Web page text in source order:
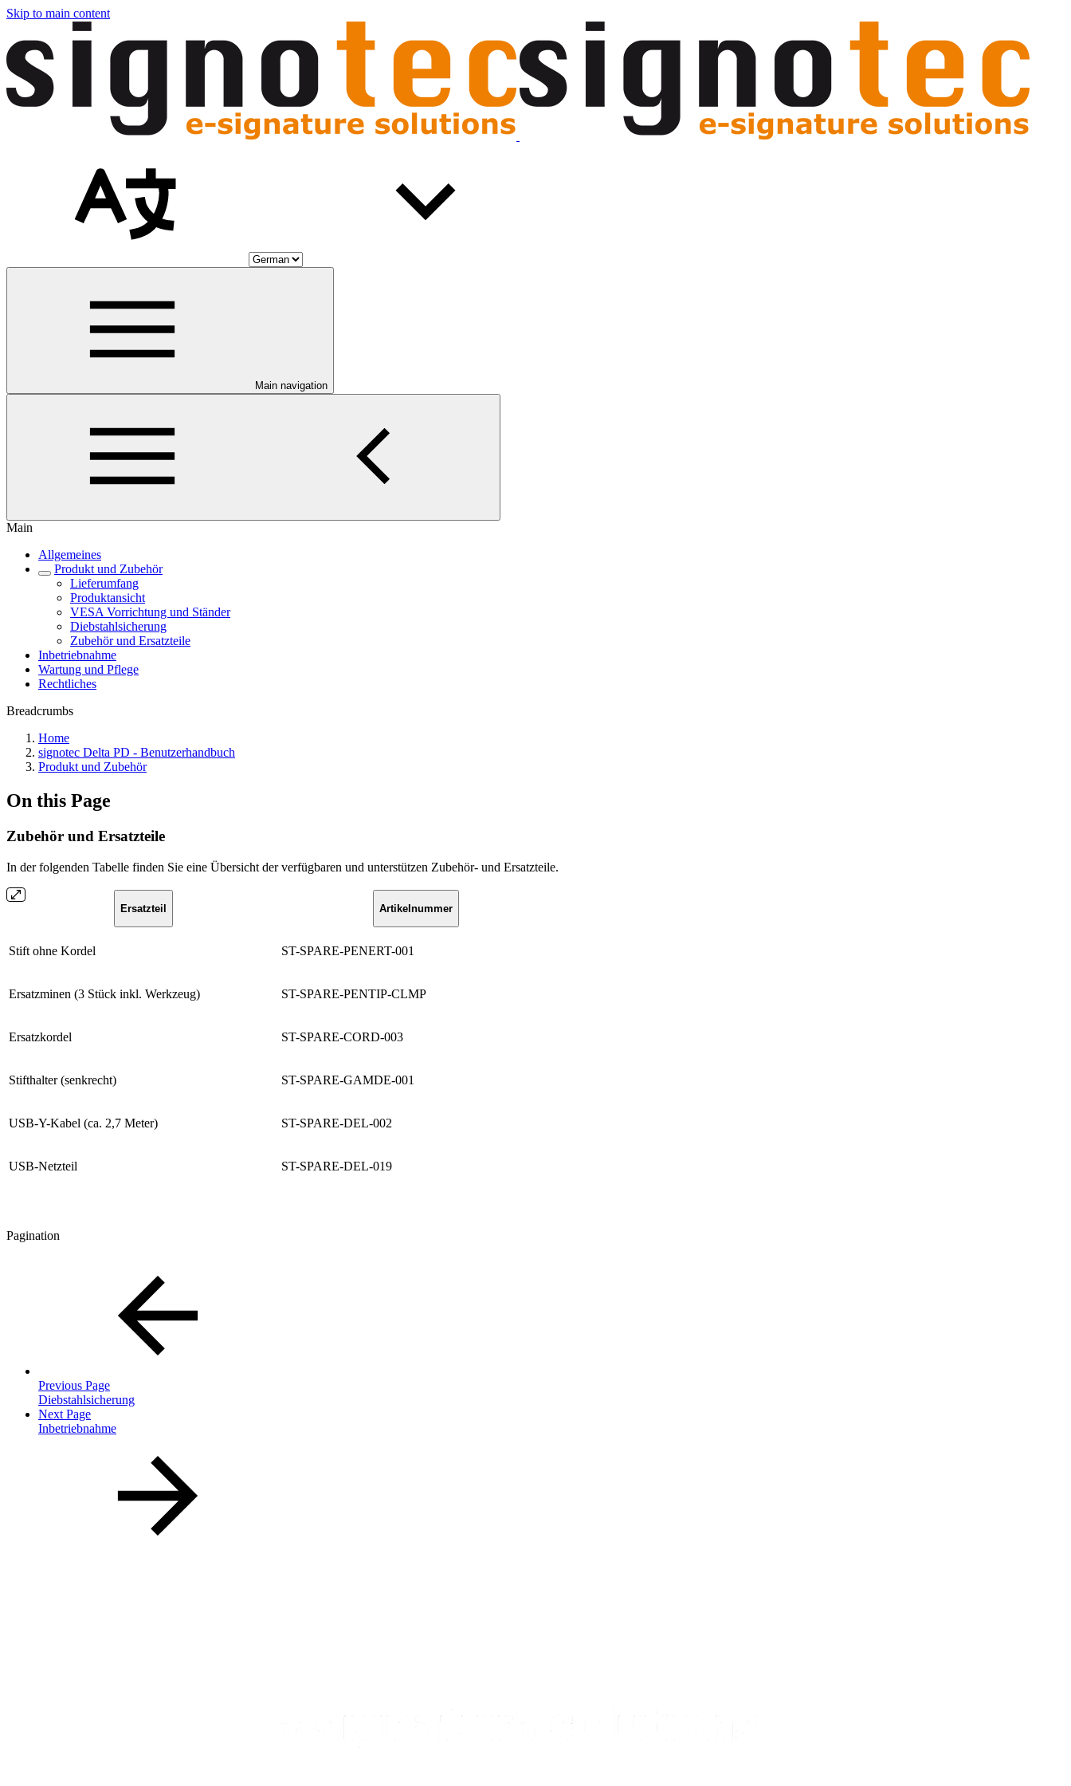
Skip to main content
Main navigation
Main
Allgemeines
Produkt und Zubehör
Lieferumfang
Produktansicht
VESA Vorrichtung und Ständer
Diebstahlsicherung
Zubehör und Ersatzteile
Inbetriebnahme
Wartung und Pflege
Rechtliches
Breadcrumbs
Home
signotec Delta PD - Benutzerhandbuch
Produkt und Zubehör
On this Page
Zubehör und Ersatzteile
In der folgenden Tabelle finden Sie eine Übersicht der verfügbaren und unterstützen Zubehör- und Ersatzteile.
Ersatzteil Artikelnummer
Stift ohne Kordel ST-SPARE-PENERT-001
Ersatzminen (3 Stück inkl. Werkzeug) ST-SPARE-PENTIP-CLMP
Ersatzkordel ST-SPARE-CORD-003
Stifthalter (senkrecht) ST-SPARE-GAMDE-001
USB-Y-Kabel (ca. 2,7 Meter) ST-SPARE-DEL-002
USB-Netzteil ST-SPARE-DEL-019
Pagination
Previous Page
Diebstahlsicherung
Next Page
Inbetriebnahme